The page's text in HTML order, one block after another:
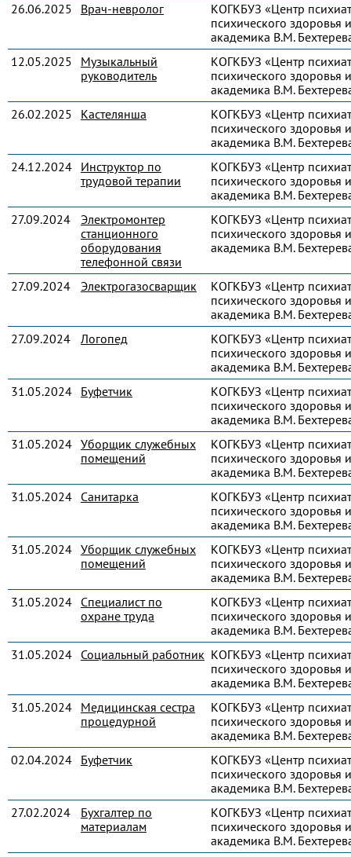
26.06.2025
Врач-невролог
КОГКБУЗ «Центр
психического здоровья
академика В.М.
12.05.2025
Музыкальный
руководитель
КОГКБУЗ «Центр
психического здоровья
академика В.М.
26.02.2025
Кастелянша
КОГКБУЗ «Центр
психического здоровья
академика В.М.
24.12.2024 Инструктор по
трудовой терапии
КОГКБУЗ «Центр
психического здоровья
академика В.М.
27.09.2024
Электромонтер
станционного
оборудования
телефонной связи
КОГКБУЗ «Центр
психического здоровья
академика В.М.
27.09.2024 Электрогазосварщик
КОГКБУЗ «Центр
психического здоровья
академика В.М.
27.09.2024
Логопед
КОГКБУЗ «Центр
психического здоровья
академика В.М.
31.05.2024 Буфетчик
КОГКБУЗ «Центр
психического здоровья
академика В.М.
31.05.2024 Уборщик служебных
помещений
КОГКБУЗ «Центр
психического здоровья
академика В.М.
31.05.2024 Санитарка
КОГКБУЗ «Центр
психического здоровья
академика В.М.
31.05.2024 Уборщик служебных
помещений
КОГКБУЗ «Центр
психического здоровья
академика В.М.
31.05.2024 Специалист по
охране труда
КОГКБУЗ «Центр
психического здоровья
академика В.М.
31.05.2024 Социальный работник КОГКБУЗ «Центр
психического здоровья
академика В.М.
31.05.2024 Медицинская сестра
процедурной
КОГКБУЗ «Центр
психического здоровья
академика В.М.
02.04.2024 Буфетчик
КОГКБУЗ «Центр
психического здоровья
академика В.М.
27.02.2024
Бухгалтер по
материалам
КОГКБУЗ «Центр
психического здоровья
академика В.М.